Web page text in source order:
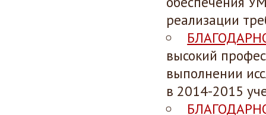
реализации
высокий
выполнении
в 2014-2015